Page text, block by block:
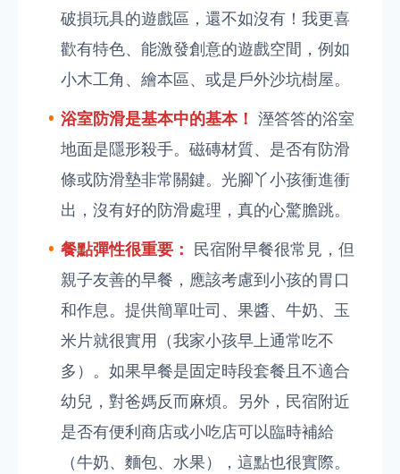
破損玩具的遊戲區，還不如沒有！我更喜
歡有特色、能激發創意的遊戲空間，例如
小木工角、繪本區、或是戶外沙坑樹屋。
浴室防滑是基本中的基本！ 溼答答的浴室
地面是隱形殺手。磁磚材質、是否有防滑
條或防滑墊非常關鍵。光腳丫小孩衝進衝
出，沒有好的防滑處理，真的心驚膽跳。
餐點彈性很重要： 民宿附早餐很常見，但
親子友善的早餐，應該考慮到小孩的胃口
和作息。提供簡單吐司、果醬、牛奶、玉
米片就很實用（我家小孩早上通常吃不
多）。如果早餐是固定時段套餐且不適合
幼兒，對爸媽反而麻煩。另外，民宿附近
是否有便利商店或小吃店可以臨時補給
（牛奶、麵包、水果），這點也很實際。